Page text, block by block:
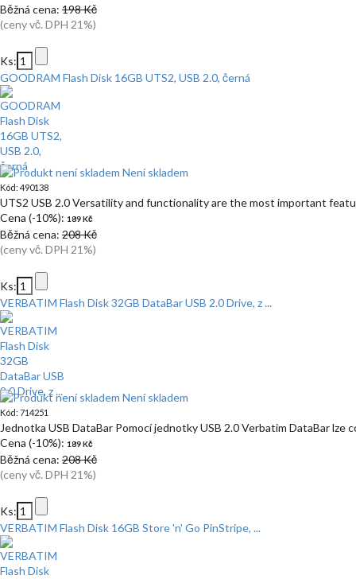
Běžná cena: 198 Kč
(ceny vč. DPH 21%)
Ks:
GOODRAM Flash Disk 16GB UTS2, USB 2.0, černá
Není skladem
Kód: 490138
UTS2 USB 2.0 Versatility and functionality are the most important
Cena (-10%): 189 Kč
Běžná cena: 208 Kč
(ceny vč. DPH 21%)
Ks:
VERBATIM Flash Disk 32GB DataBar USB 2.0 Drive, z ...
Není skladem
Kód: 714251
Jednotka USB DataBar Pomocí jednotky USB 2.0 Verbatim DataBar lze
Cena (-10%): 189 Kč
Běžná cena: 208 Kč
(ceny vč. DPH 21%)
Ks:
VERBATIM Flash Disk 16GB Store 'n' Go PinStripe, ...